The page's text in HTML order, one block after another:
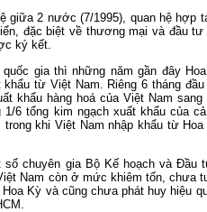
giữa 2 nước (7/1995), quan hệ hợp
đặc biệt về thương mại và đầu
ký kết.
gia thì những năm gần đây
khẩu từ Việt Nam . Riêng 6 tháng
khẩu hàng hoá của Việt Nam
1/6 tổng kim ngạch xuất khẩu của
khi Việt Nam nhập khẩu từ
số chuyên gia Bộ Kế hoạch và Đầu
Nam còn ở mức khiêm tốn, chưa
Kỳ và cũng chưa phát huy hiệu